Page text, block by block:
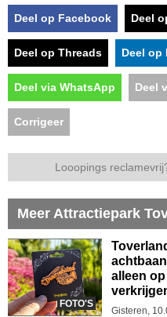
Deel op Facebook Deel
Deel op Threads Deel op
Deel via WhatsApp Deel
Corrigeer
Looopings
Meer Attractiepark
FOTO'S
alleen
Gisteren,